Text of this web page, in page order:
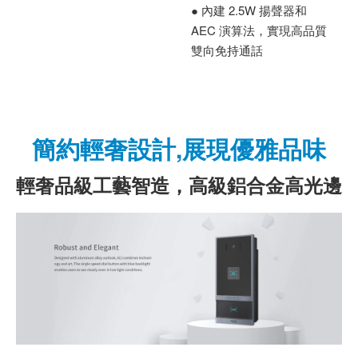
● 內建 2.5W 揚聲器和
AEC 演算法，實現高品質
雙向免持通話
簡約輕奢設計,展現優雅品味
輕奢品級工藝智造，高級鋁合金高光邊